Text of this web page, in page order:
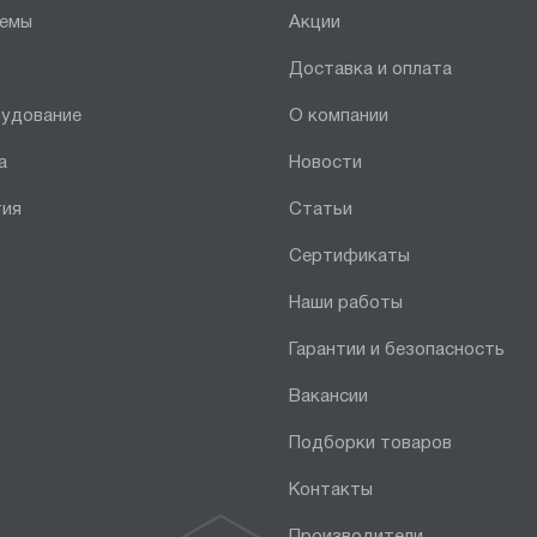
Акции
Доставка и оплата
О компании
Новости
Статьи
Сертификаты
Наши работы
Гарантии и безопасность
Вакансии
Подборки товаров
Контакты